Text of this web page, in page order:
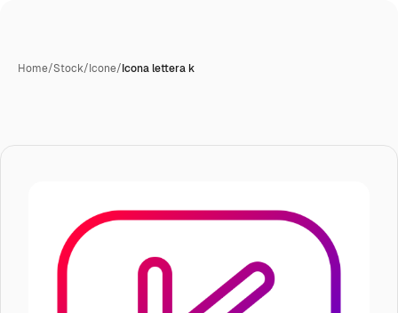
Home/Stock/Icone/Icona lettera k